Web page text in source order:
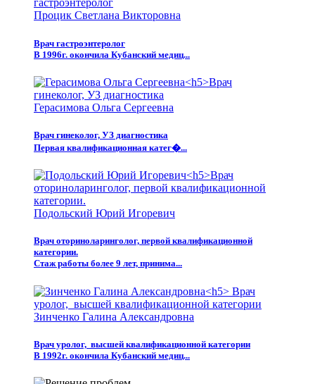
Процик Светлана Викторовна
Врач гастроэнтеролог
В 1996г. окончила Кубанский медиц...
Герасимова Ольга Сергеевна
Врач гинеколог, УЗ диагностика
Первая квалификационная катег�...
Подольский Юрий Игоревич
Врач оториноларинголог, первой квалификационной
категории.
Стаж работы более 9 лет, принима...
Зинченко Галина Александровна
Врач уролог, высшей квалификационной категории
В 1992г. окончила Кубанский медиц...